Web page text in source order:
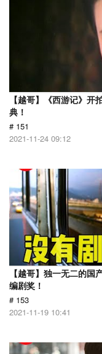
【越哥】《西游记》
典！
# 151
2021-11-24 09:12
【越哥】独一无二的
编剧奖！
# 153
2021-11-19 10:41